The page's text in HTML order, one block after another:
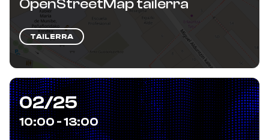
OpenStreetMap tailerra
TAILERRA
02/25
10:00 - 13:00